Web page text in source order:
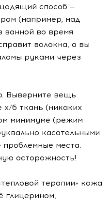
способ —
(например, над
ванной во время
волокна, а вы
руками через
Выверните вещь
х/б ткань (никаких
минимуме (режим
касательными
места.
осторожность!
терапии» кожа
глицерином,